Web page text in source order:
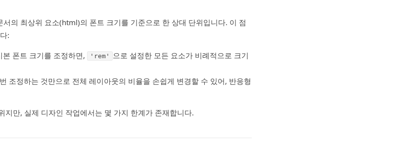
서의 최상위 요소(html)의 폰트 크기를 기준으로 한 상대 단위입니다. 이 점
:
폰트 크기를 조정하면, 'rem'
으로 설정한 모든 요소가 비례적으로 크기
조정하는 것만으로 전체 레이아웃의 비율을 손쉽게 변경할 수 있어, 반응형
지만, 실제 디자인 작업에서는 몇 가지 한계가 존재합니다.